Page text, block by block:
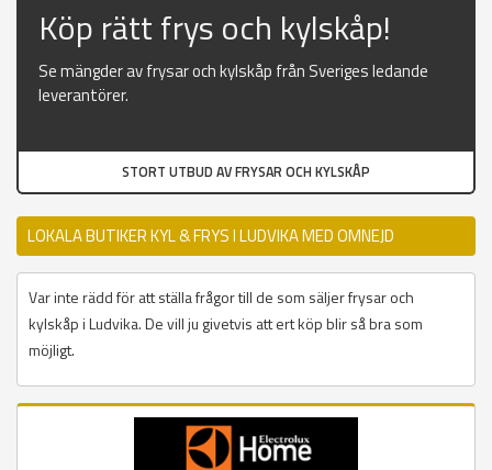
Köp rätt frys och kylskåp!
Se mängder av frysar och kylskåp från Sveriges ledande
leverantörer.
STORT UTBUD AV FRYSAR OCH KYLSKÅP
LOKALA BUTIKER KYL & FRYS I LUDVIKA MED OMNEJD
Var inte rädd för att ställa frågor till de som säljer frysar och
kylskåp i Ludvika. De vill ju givetvis att ert köp blir så bra som
möjligt.